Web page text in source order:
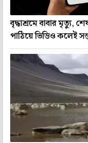
বৃদ্ধাশ্রমে বাবার মৃত্যু,
পাঠিয়ে ভিডিও কলেই